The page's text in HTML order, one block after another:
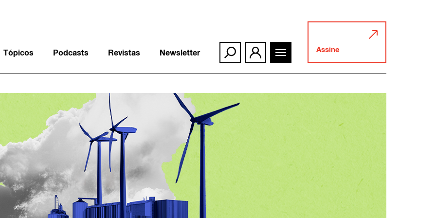
Tópicos Podcasts Revistas Newsletter Assine